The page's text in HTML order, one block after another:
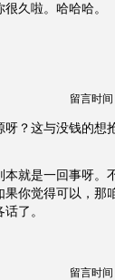
久啦。哈哈哈。
留言时间
？这与没钱的想
就是一回事呀。
你觉得可以，那
了。
留言时间